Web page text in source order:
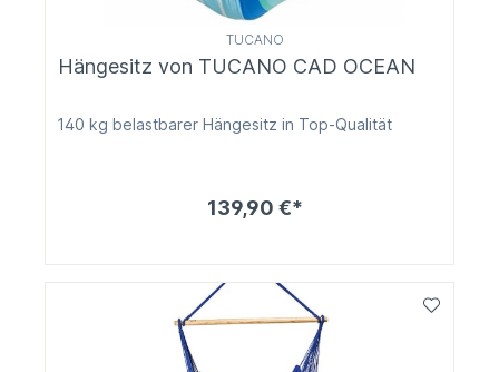
TUCANO
Hängesitz von TUCANO CAD OCEAN
140 kg belastbarer Hängesitz in Top-Qualität
139,90 €*